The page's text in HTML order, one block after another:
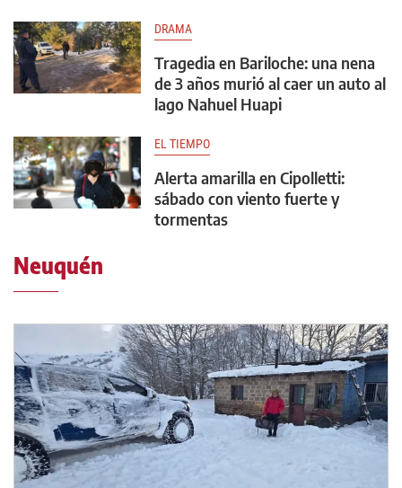
DRAMA
Tragedia en Bariloche: una nena
de 3 años murió al caer un auto al
lago Nahuel Huapi
EL TIEMPO
Alerta amarilla en Cipolletti:
sábado con viento fuerte y
tormentas
Neuquén